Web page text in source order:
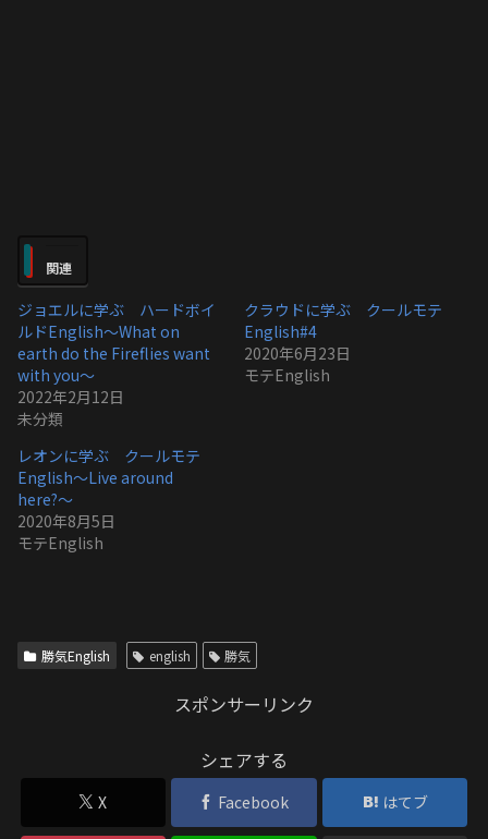
関連
ジョエルに学ぶ ハードボイ
ルドEnglish〜What on
earth do the Fireflies want
with you〜
2022年2月12日
未分類
クラウドに学ぶ クールモテ
English#4
2020年6月23日
モテEnglish
レオンに学ぶ クールモテ
English〜Live around
here?〜
2020年8月5日
モテEnglish
勝気English english 勝気
スポンサーリンク
シェアする
X Facebook はてブ